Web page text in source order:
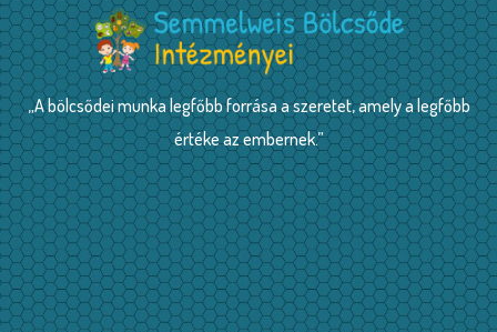
„A bölcsődei munka legfőbb forrása a szeretet, amely a legfőbb
értéke az embernek.”